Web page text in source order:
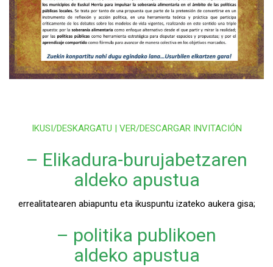
IKUSI/DESKARGATU | VER/DESCARGAR INVITACIÓN
– Elikadura-burujabetzaren
aldeko apustua
errealitatearen abiapuntu eta ikuspuntu izateko aukera gisa;
– politika publikoen
aldeko apustua